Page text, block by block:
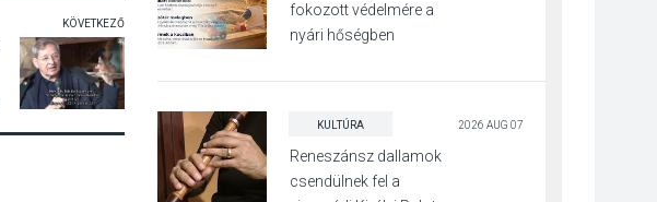
KÖVETKEZŐ
fokozott védelmére a
nyári hőségben
KULTÚRA 2026 AUG 07
Reneszánsz dallamok
csendülnek fel a